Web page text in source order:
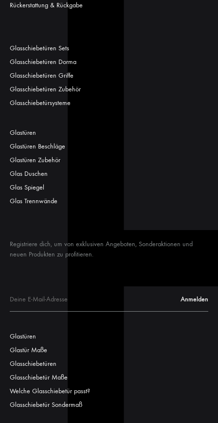
Rückerstattung & Rückgabe
Glasschiebetüren Sets
Glasschiebetüren Dorma
Glasschiebetüren Griffe
Glasschiebetüren Zubehör
Glasschiebetürsysteme
Glastüren
Glastüren Beschläge
Glastüren Zubehör
Glas Duschen
Glas Spiegel
Glas Trennwände
Registriere dich, um von exklusiven Angeboten, Sonderaktionen und
neuen Produkten zu profitieren.
Glastüren
Glastür Maße
Glasschiebetüren
Glasschiebetür Maße
Welche Glasschiebetür passt?
Glasschiebetür Sondermaß